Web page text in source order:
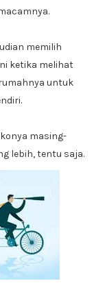
memilih
ketika melihat
untuk
masing-
lebih, tentu saja.